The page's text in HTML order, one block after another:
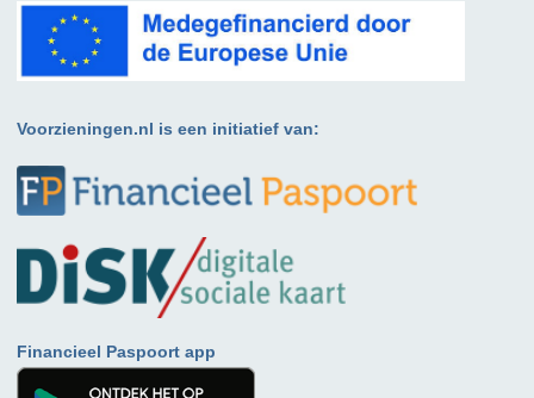
Voorzieningen.nl is een initiatief van:
Financieel Paspoort app